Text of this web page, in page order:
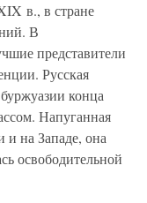
в., в стране
В
представители
Русская
конца
Напуганная
на Западе, она
освободительной